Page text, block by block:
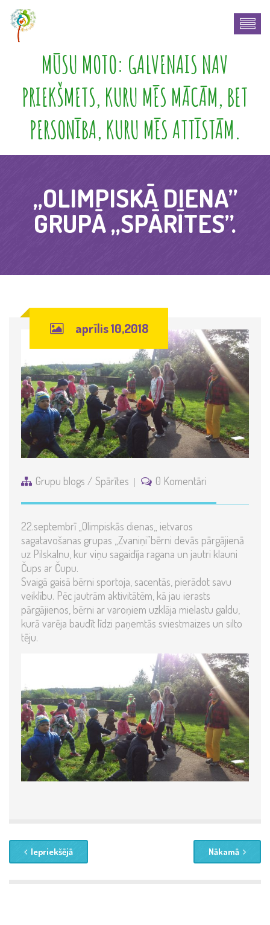
MŪSU MOTO: GALVENAIS NAV
PRIEKŠMETS, KURU MĒS MĀCĀM, BET
PERSONĪBA, KURU MĒS ATTĪSTĀM.
„OLIMPISKĀ DIENA”
GRUPĀ „SPĀRĪTES”.
aprīlis 10,2018
Grupu blogs / Spārītes 0 Komentāri
22.septembrī „Olimpiskās dienas„ ietvaros
sagatavošanas grupas „Zvaniņi”bērni devās pārgājienā
uz Pilskalnu, kur viņu sagaidīja ragana un jautri klauni
Čups ar Čupu.
Svaigā gaisā bērni sportoja, sacentās, pierādot savu
veiklību. Pēc jautrām aktivitātēm, kā jau ierasts
pārgājienos, bērni ar varoņiem uzklāja mielastu galdu,
kurā varēja baudīt līdzi paņemtās sviestmaizes un silto
tēju.
Iepriekšējā Nākamā